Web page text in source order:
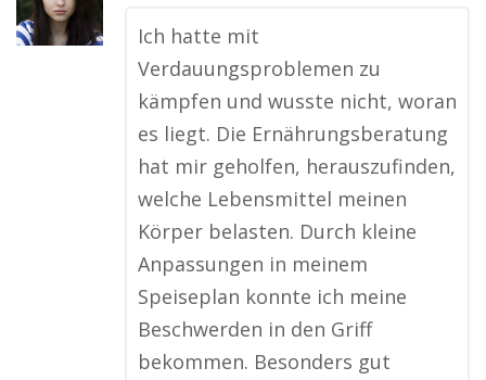
Ich hatte mit
Verdauungsproblemen zu
kämpfen und wusste nicht, woran
es liegt. Die Ernährungsberatung
hat mir geholfen, herauszufinden,
welche Lebensmittel meinen
Körper belasten. Durch kleine
Anpassungen in meinem
Speiseplan konnte ich meine
Beschwerden in den Griff
bekommen. Besonders gut